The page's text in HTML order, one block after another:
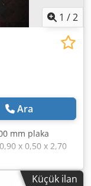
1 /2
Ara
mm plaka
x 0,50 x 2,70
Küçük ilan